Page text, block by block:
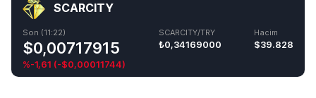
SCARCITY
Son (11:22)
$0,00717915
%-1,61 (-$0,00011744)
SCARCITY/TRY
₺0,34169000
Hacim
$39.828